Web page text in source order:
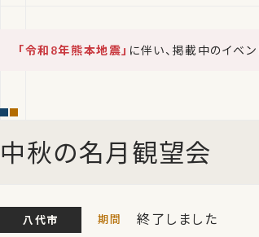
「令和8年熊本地震」 に伴い、掲載中のイベ
中秋の名月観望会
八代市 終了しました